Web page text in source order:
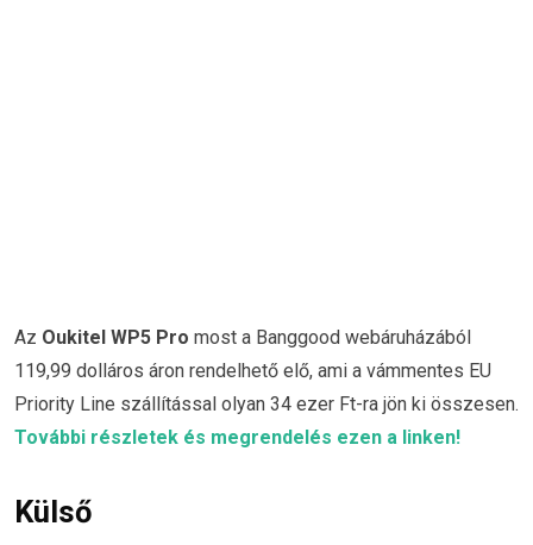
Az Oukitel WP5 Pro most a Banggood webáruházából
119,99 dolláros áron rendelhető elő, ami a vámmentes EU
Priority Line szállítással olyan 34 ezer Ft-ra jön ki összesen.
További részletek és megrendelés ezen a linken!
Külső